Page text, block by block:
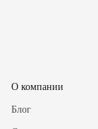
О компании
Блог